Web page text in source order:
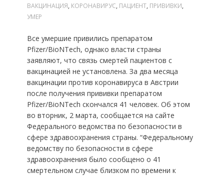
ВАКЦИНАЦИЯ, КОРОНАВИРУС, ПАЦИЕНТ, ПРИВИВКИ,
УМЕР
Все умершие привились препаратом
Pfizer/BioNTech, однако власти страны
заявляют, что связь смертей пациентов с
вакцинацией не установлена. За два месяца
вакцинации против коронавируса в Австрии
после получения прививки препаратом
Pfizer/BioNTech скончался 41 человек. Об этом
во вторник, 2 марта, сообщается на сайте
Федерального ведомства по безопасности в
сфере здравоохранения страны. “Федеральному
ведомству по безопасности в сфере
здравоохранения было сообщено о 41
смертельном случае близком по времени к